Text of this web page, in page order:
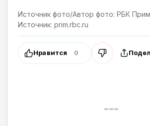
Источник фото/Автор фото: РБК
Источник: prim.rbc.ru
Нравится 0